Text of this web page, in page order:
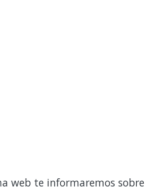
web te informaremos sobre